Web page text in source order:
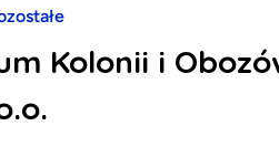
Kolonii i